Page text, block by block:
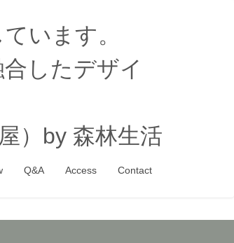
います。
したデザイ
）by 森林生活
Q&A Access Contact